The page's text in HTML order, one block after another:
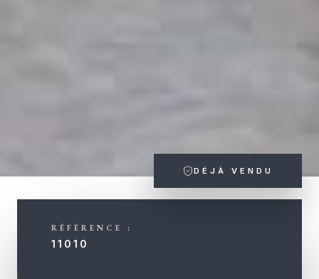
DÉJÀ VENDU
RÉFÉRENCE :
11010